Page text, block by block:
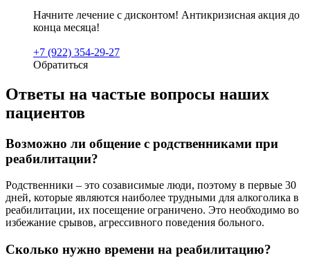
Начните лечение с дисконтом! Антикризисная акция до
конца месяца!
+7 (922) 354-29-27
Обратиться
Ответы на частые вопросы наших
пациентов
Возможно ли общение с родственниками при
реабилитации?
Родственники – это созависимые люди, поэтому в первые 30
дней, которые являются наиболее трудными для алкоголика в
реабилитации, их посещение ограничено. Это необходимо во
избежание срывов, агрессивного поведения больного.
Сколько нужно времени на реабилитацию?